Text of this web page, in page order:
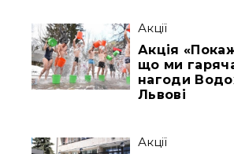
Акції
Акція
що ми
нагоди
Львові
Акції